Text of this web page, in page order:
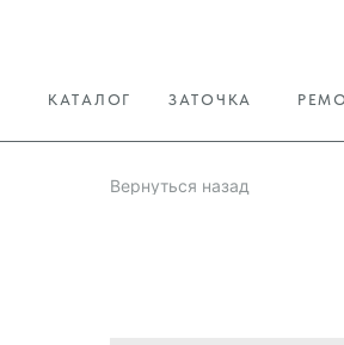
ЗАТОЧКА
КАТАЛОГ
Вернуться назад